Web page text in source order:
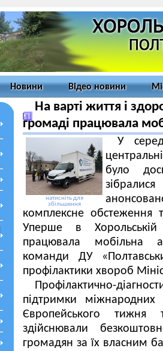
Новини Відео новини
На варті життя і
громаді працювала
натисніть для
збільшення
У
було
комплексне обстеження
Уперше в Хорольській
працювала мобільна
команди ДУ
профілактики хвороб
Профілактично-
підтримки міжнародних
Європейського тижня
здійснювали
громадян за їх власним